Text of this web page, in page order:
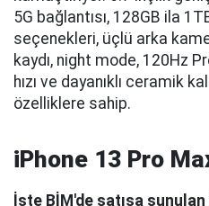
5G bağlantısı, 128GB ila
seçenekleri, üçlü arka
kaydı, night mode, 120Hz
hızı ve dayanıklı ceramik
özelliklere sahip.
iPhone 13 Pro
İşte BİM'de satışa